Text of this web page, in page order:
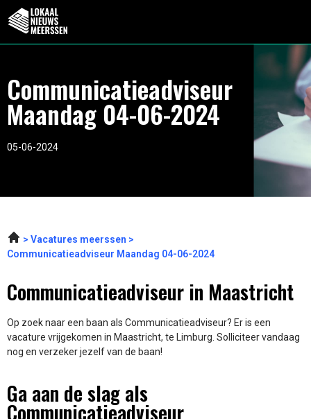
Communicatieadviseur
Maandag 04-06-2024
05-06-2024
Vacatures meerssen
Communicatieadviseur Maandag 04-06-2024
Communicatieadviseur in Maastricht
Op zoek naar een baan als Communicatieadviseur? Er is een
vacature vrijgekomen in Maastricht, te Limburg. Solliciteer vandaag
nog en verzeker jezelf van de baan!
Ga aan de slag als
Communicatieadviseur